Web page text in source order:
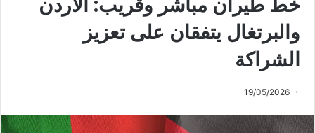
خط طيران مباشر وقريب: الأردن
والبرتغال يتفقان على تعزيز
الشراكة
19/05/2026